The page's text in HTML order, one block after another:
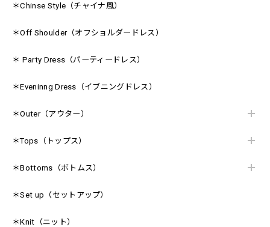
＊Chinse Style（チャイナ風）
＊Off Shoulder（オフショルダードレス）
＊ Party Dress（パーティードレス）
＊Eveninng Dress（イブニングドレス）
＊Outer（アウター）
＊Tops（トップス）
＊Bottoms（ボトムス）
＊Set up（セットアップ）
＊Knit（ニット）